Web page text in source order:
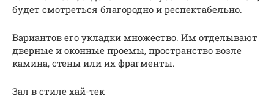
будет смотреться благородно и респектабельно.
Вариантов его укладки множество. Им отделывают
дверные и оконные проемы, пространство возле
камина, стены или их фрагменты.
Зал в стиле хай-тек